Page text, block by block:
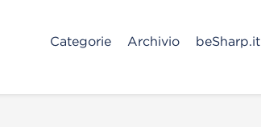
Categorie Archivio beSharp.it